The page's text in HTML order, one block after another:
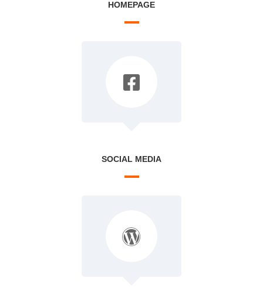
HOMEPAGE
SOCIAL MEDIA